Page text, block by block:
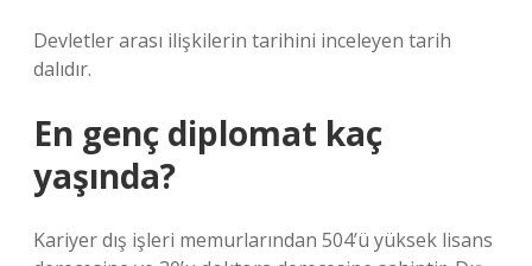
Devletler arası ilişkilerin tarihini inceleyen tarih
dalıdır.
En genç diplomat kaç
yaşında?
Kariyer dış işleri memurlarından 504’ü yüksek lisans